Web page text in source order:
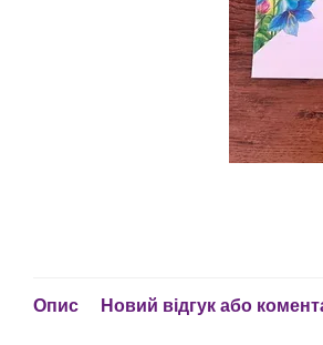
Опис Новий відгук або